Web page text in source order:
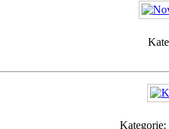
Kategorie: